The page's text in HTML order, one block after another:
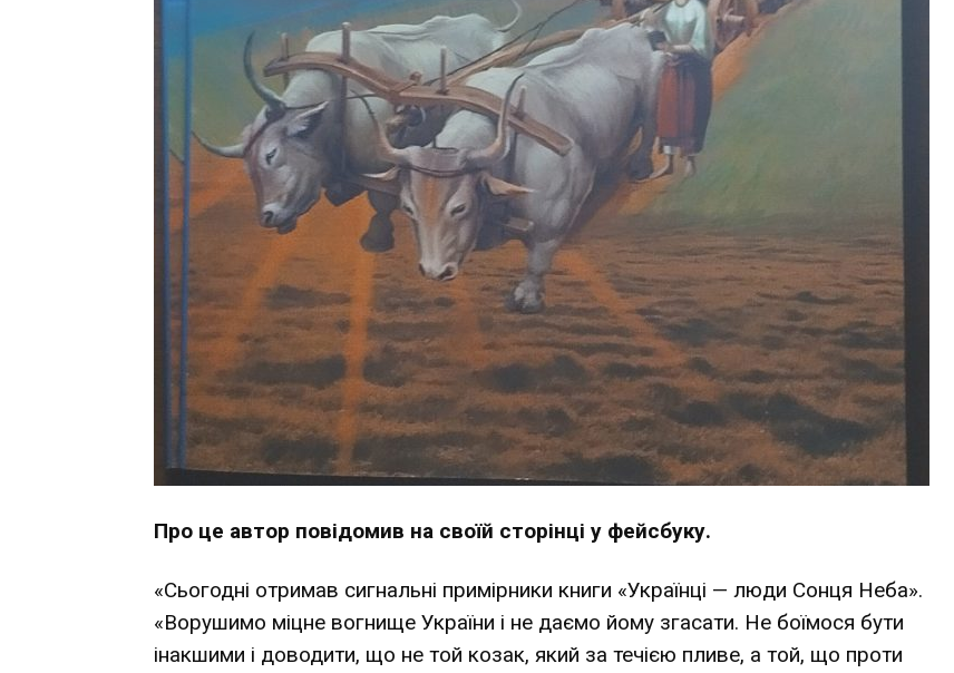
Про це автор повідомив на своїй сторінці у фейсбуку.
«Сьогодні отримав сигнальні примірники книги «Українці — люди Сонця Неба».
«Ворушимо міцне вогнище України і не даємо йому згасати. Не боїмося бути
інакшими і доводити, що не той козак, який за течією пливе, а той, що проти